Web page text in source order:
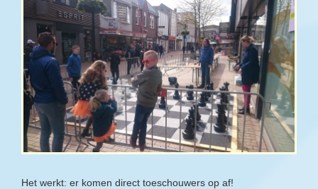
Het werkt: er komen direct toeschouwers op af!